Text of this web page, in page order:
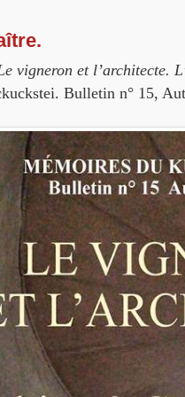
vigneron et l’architecte.
Bulletin n° 15,